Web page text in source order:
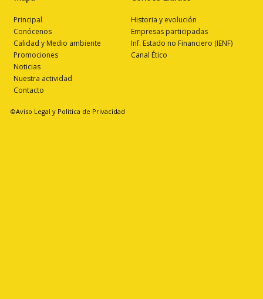
Principal
Conócenos
Calidad y Medio ambiente
Promociones
Noticias
Nuestra actividad
Contacto
Historia y evolución
Empresas participadas
Inf. Estado no Financiero (IENF)
Canal Ético
©Aviso Legal y Politica de Privacidad